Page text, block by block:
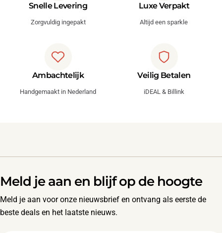
Snelle Levering
Zorgvuldig ingepakt
Luxe Verpakt
Altijd een sparkle
Ambachtelijk
Handgemaakt in Nederland
Veilig Betalen
iDEAL & Billink
Meld je aan en blijf op de hoogte
Meld je aan voor onze nieuwsbrief en ontvang als eerste de
beste deals en het laatste nieuws.